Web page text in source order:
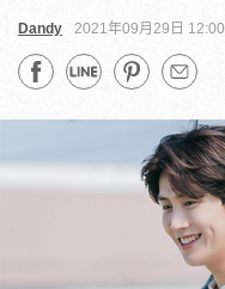
Dandy 2021年09月29日 12:00